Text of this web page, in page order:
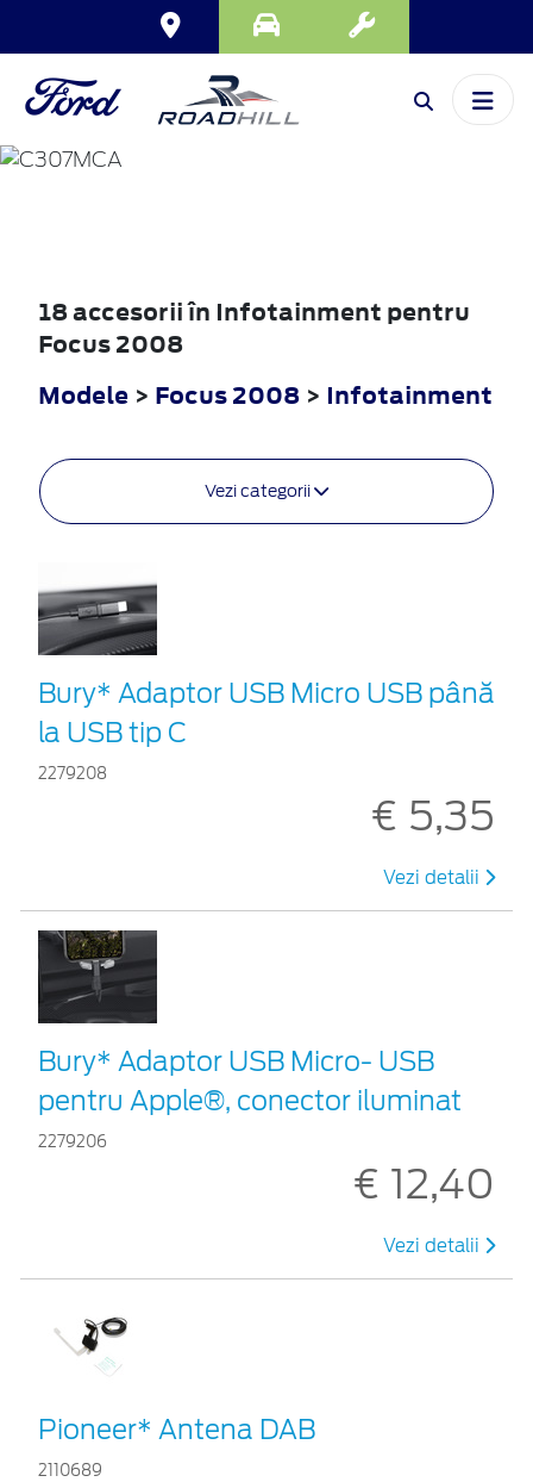
FOCUS
18 accesorii în Infotainment pentru
Focus 2008
Modele > Focus 2008 > Infotainment
Vezi categorii
Bury* Adaptor USB Micro USB până
la USB tip C
2279208
€ 5,35
Vezi detalii
Bury* Adaptor USB Micro- USB
pentru Apple®, conector iluminat
2279206
€ 12,40
Vezi detalii
Pioneer* Antena DAB
2110689